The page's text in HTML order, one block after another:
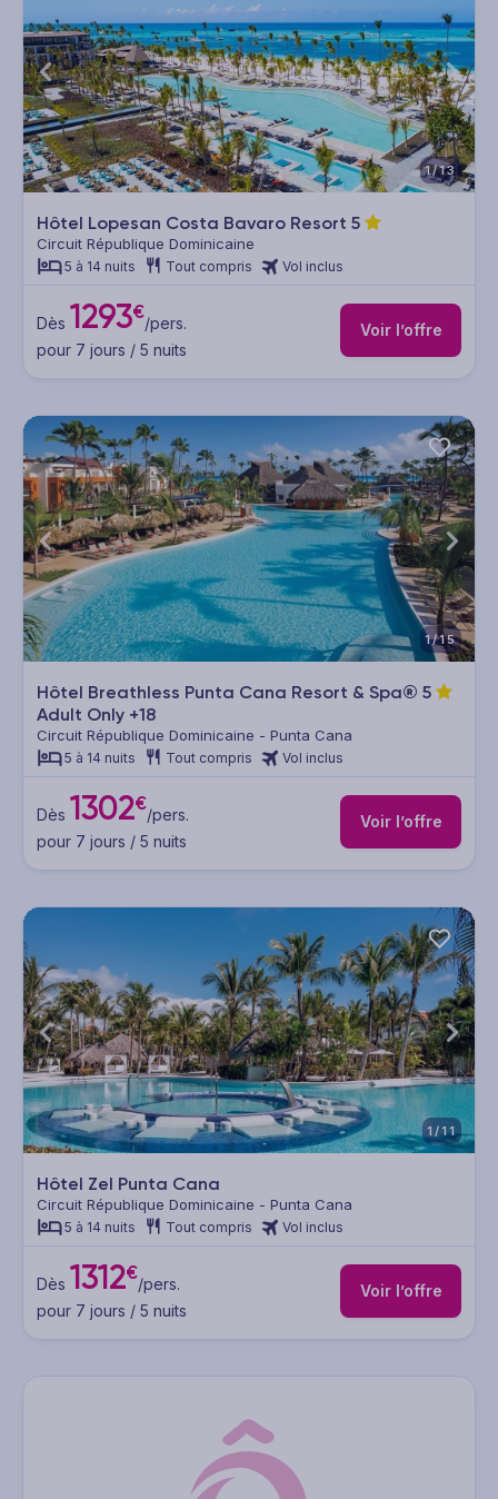
1/13
Hôtel Lopesan Costa Bavaro Resort 5
Circuit République Dominicaine
5 à 14 nuits Tout compris Vol inclus
Dès 1293€/pers.
pour 7 jours / 5 nuits
Voir l’offre
1/15
Hôtel Breathless Punta Cana Resort & Spa® 5
Adult Only +18
Circuit République Dominicaine - Punta Cana
5 à 14 nuits Tout compris Vol inclus
Dès 1302€/pers.
pour 7 jours / 5 nuits
Voir l’offre
1/11
Hôtel Zel Punta Cana
Circuit République Dominicaine - Punta Cana
5 à 14 nuits Tout compris Vol inclus
Dès 1312€/pers.
pour 7 jours / 5 nuits
Voir l’offre